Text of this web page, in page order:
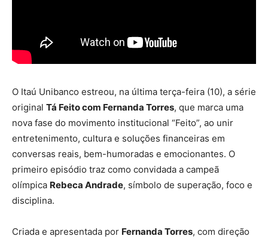
O Itaú Unibanco estreou, na última terça-feira (10), a série
original Tá Feito com Fernanda Torres, que marca uma
nova fase do movimento institucional “Feito”, ao unir
entretenimento, cultura e soluções financeiras em
conversas reais, bem-humoradas e emocionantes. O
primeiro episódio traz como convidada a campeã
olímpica Rebeca Andrade, símbolo de superação, foco e
disciplina.
Criada e apresentada por Fernanda Torres, com direção